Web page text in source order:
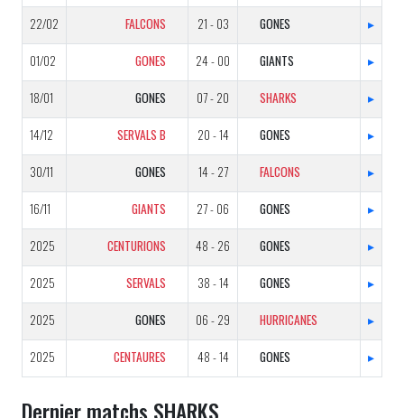
22/02
FALCONS 21 - 03 GONES ▸
01/02 GONES 24 - 00 GIANTS ▸
18/01 GONES 07 - 20 SHARKS ▸
14/12 SERVALS B 20 - 14 GONES ▸
30/11 GONES 14 - 27 FALCONS ▸
16/11 GIANTS 27 - 06 GONES ▸
2025 CENTURIONS 48 - 26 GONES ▸
2025 SERVALS 38 - 14 GONES ▸
2025 GONES 06 - 29 HURRICANES ▸
2025 CENTAURES 48 - 14 GONES ▸
Dernier matchs SHARKS